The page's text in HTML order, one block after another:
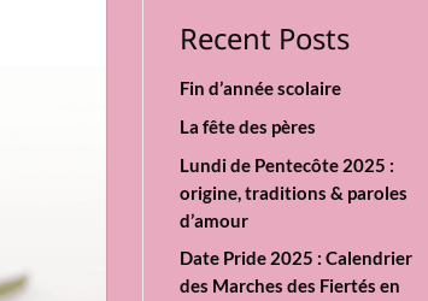
Recent Posts
Fin d’année scolaire
La fête des pères
Lundi de Pentecôte 2025 :
origine, traditions & paroles
d’amour
Date Pride 2025 : Calendrier
des Marches des Fiertés en